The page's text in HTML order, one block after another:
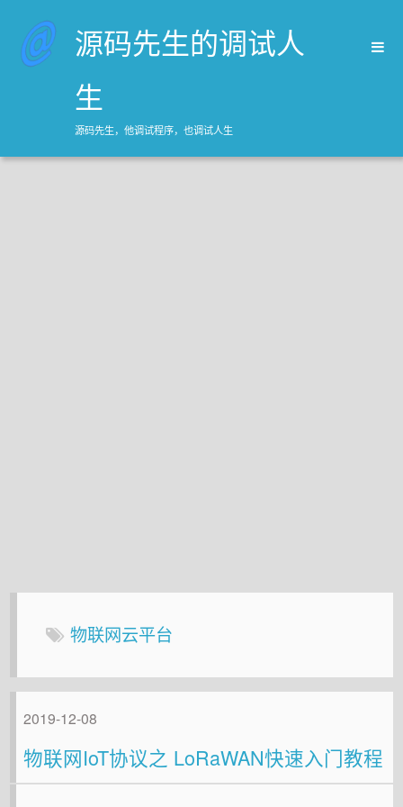
源码先生的调试人
生
源码先生，他调试程序，也调试人生
首页
物联网云平台
2019-12-08
物联网IoT协议之 LoRaWAN快速入门教程